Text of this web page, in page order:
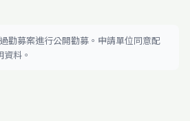
勸募案進行公開勸募。申請單位同意配
料。